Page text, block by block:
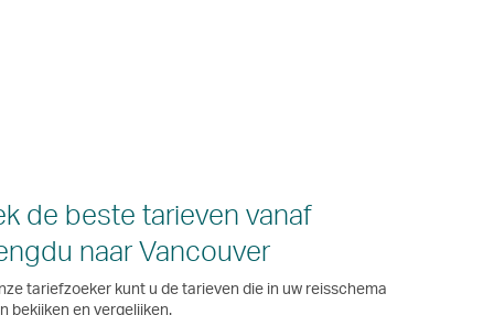
de beste tarieven vanaf
naar Vancouver
tariefzoeker kunt u de tarieven die in uw reisschema
bekijken en vergelijken.